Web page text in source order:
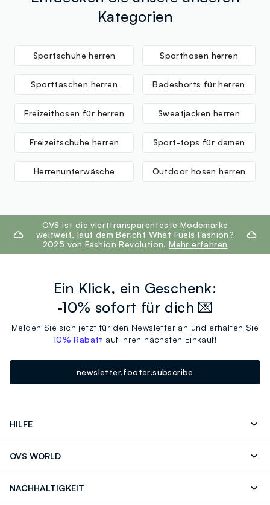
Kategorien
Sportschuhe herren Sporthosen herren
Sporttaschen herren Badeshorts für herren
Freizeithosen für herren Sweatjacken herren
Freizeitschuhe herren Sport-tops für damen
Herrenunterwäsche Outdoor hosen herren
footer.ariatitleOVS ist die vierttransparenteste Modemarke
weltweit, laut dem Bericht What Fuels Fashion?
2025 von Fashion Revolution.Mehr erfahren
Ein Klick, ein Geschenk:
-10% sofort für dich 💌
Melden Sie sich jetzt für den Newsletter an und erhalten Sie
10% Rabatt auf Ihren nächsten Einkauf!
newsletter.footer.subscribe
HILFE
Bestellung/Rücksendung
OVS WORLD
NACHHALTIGKEIT